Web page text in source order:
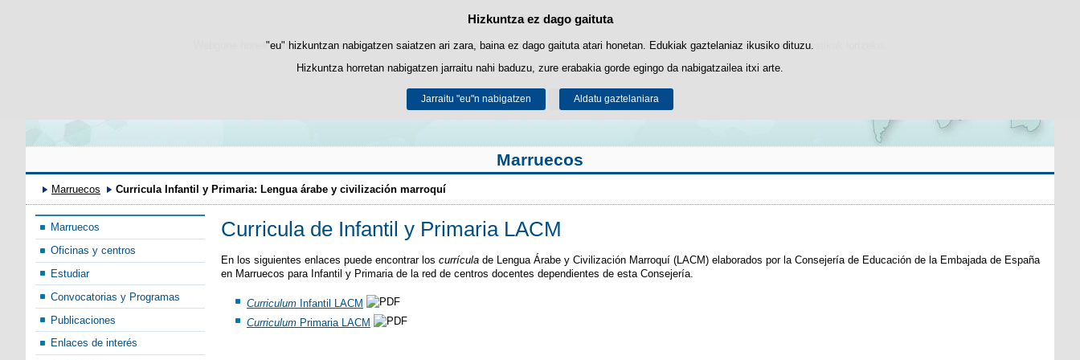
Cookie politika
Webgune honek berezko cookie-ak erabiltzen ditu nabigazioa errazteko eta hirugarrenen cookie-ak erabilera- eta gogobetetasun-estatistikak lortzeko.
Informazio gehiago lor dezakezu gure "Cookie-ak" atalean,legezko oharrean.
Onartu Ukatu
Hizkuntza ez dago gaituta
"eu" hizkuntzan nabigatzen saiatzen ari zara, baina ez dago gaituta atari honetan. Edukiak gaztelaniaz ikusiko dituzu.
Hizkuntza horretan nabigatzen jarraitu nahi baduzu, zure erabakia gorde egingo da nabigatzailea itxi arte.
Jarraitu "eu"n nabigatzen Aldatu gaztelaniara
Edukira salto egin
Marruecos
Marruecos Curricula Infantil y Primaria: Lengua árabe y civilización marroquí
Marruecos
Oficinas y centros
Estudiar
Convocatorias y Programas
Publicaciones
Enlaces de interés
Curricula de Infantil y Primaria LACM
En los siguientes enlaces puede encontrar los currícula de Lengua Árabe y Civilización Marroquí (LACM) elaborados por la Consejería de Educación de la Embajada de España
en Marruecos para Infantil y Primaria de la red de centros docentes dependientes de esta Consejería.
CurriculumInfantil LACM
CurriculumPrimaria LACM